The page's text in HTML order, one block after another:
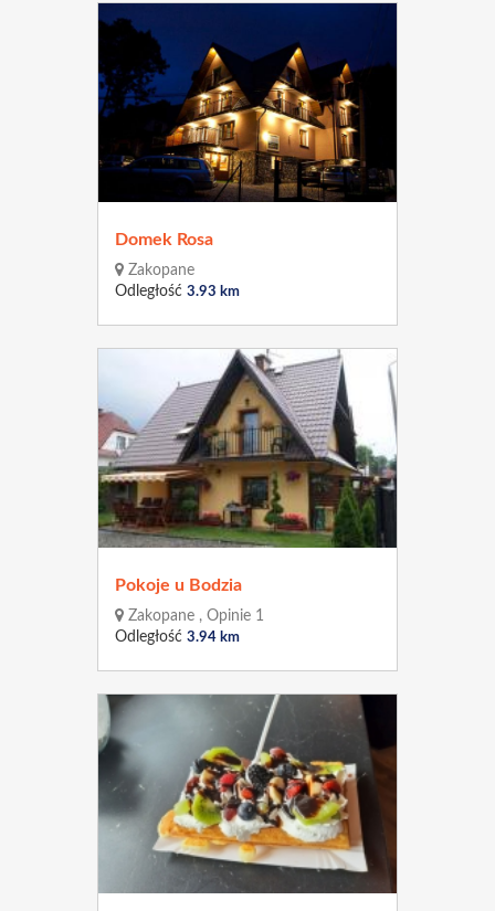
Domek Rosa
Zakopane
Odległość 3.93 km
Pokoje u Bodzia
Zakopane , Opinie 1
Odległość 3.94 km